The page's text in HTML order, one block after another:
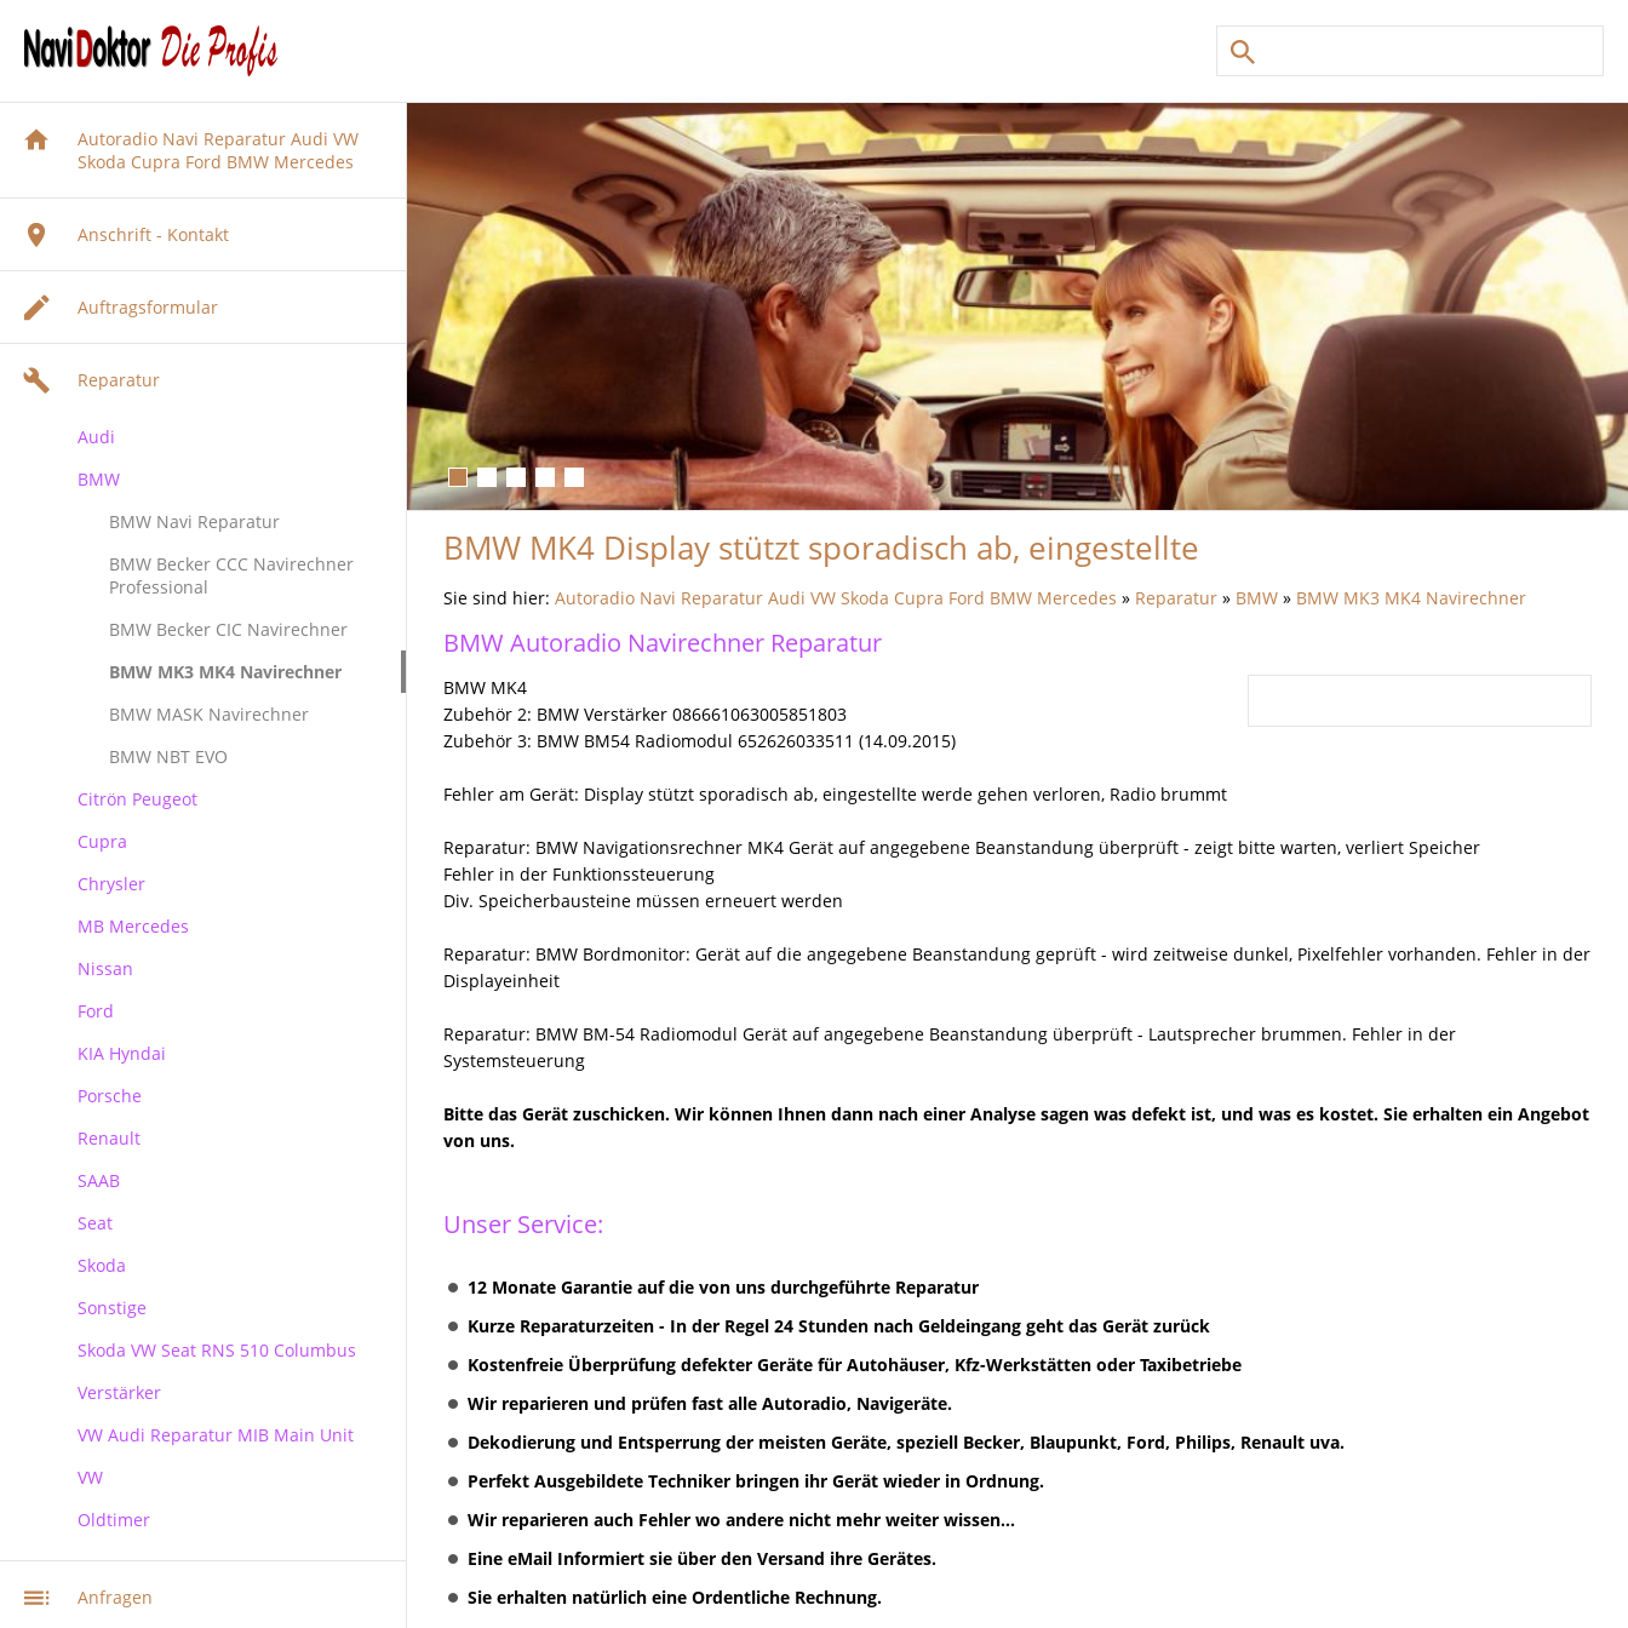
Autoradio Navi Reparatur Audi VW
Skoda Cupra Ford BMW Mercedes
Anschrift - Kontakt
Auftragsformular
Reparatur
Audi
Audi Navigation Autoradio
BMW
BMW Navi Reparatur
BMW Becker CCC Navirechner
Professional
BMW Becker CIC Navirechner
BMW MK3 MK4 Navirechner
BMW MASK Navirechner
BMW NBT EVO
Citrön Peugeot
Cupra
Chrysler
MB Mercedes
Mercedes Autoradio Navigation
MB Navigation
Becker Autoradio Navigation
Kundenanfragen
Nissan
Ford
Ford Blaupunkt Bosch FX
Ford Blaupunkt Bosch NX
Ford Blaupunkt Bosch MCA NX
KIA Hyndai
Porsche
Porsche PCM Premium Reparatur
Renault
SAAB
Seat
Skoda
Skoda
Sonstige
Skoda VW Seat RNS 510 Columbus
RNS 510 Columbus Reparatur
Verstärker
VW Audi Reparatur MIB Main Unit
VW
VW Audi Skoda MIB Infotainment
Oldtimer
Anfragen
BMW MK4 Display stützt sporadisch ab, eingestellte
Sie sind hier: Autoradio Navi Reparatur Audi VW Skoda Cupra Ford BMW Mercedes » Reparatur » BMW » BMW MK3 MK4 Navirechner
BMW Autoradio Navirechner Reparatur
BMW MK4
Zubehör 2: BMW Verstärker 086661063005851803
Zubehör 3: BMW BM54 Radiomodul 652626033511 (14.09.2015)
Fehler am Gerät: Display stützt sporadisch ab, eingestellte werde gehen verloren, Radio brummt
Reparatur: BMW Navigationsrechner MK4 Gerät auf angegebene Beanstandung überprüft - zeigt bitte warten, verliert Speicher
Fehler in der Funktionssteuerung
Div. Speicherbausteine müssen erneuert werden
Reparatur: BMW Bordmonitor: Gerät auf die angegebene Beanstandung geprüft - wird zeitweise dunkel, Pixelfehler vorhanden. Fehler in der
Displayeinheit
Reparatur: BMW BM-54 Radiomodul Gerät auf angegebene Beanstandung überprüft - Lautsprecher brummen. Fehler in der
Systemsteuerung
Bitte das Gerät zuschicken. Wir können Ihnen dann nach einer Analyse sagen was defekt ist, und was es kostet. Sie erhalten ein Angebot
von uns.
Unser Service:
12 Monate Garantie auf die von uns durchgeführte Reparatur
Kurze Reparaturzeiten - In der Regel 24 Stunden nach Geldeingang geht das Gerät zurück
Kostenfreie Überprüfung defekter Geräte für Autohäuser, Kfz-Werkstätten oder Taxibetriebe
Wir reparieren und prüfen fast alle Autoradio, Navigeräte.
Dekodierung und Entsperrung der meisten Geräte, speziell Becker, Blaupunkt, Ford, Philips, Renault uva.
Perfekt Ausgebildete Techniker bringen ihr Gerät wieder in Ordnung.
Wir reparieren auch Fehler wo andere nicht mehr weiter wissen...
Eine eMail Informiert sie über den Versand ihre Gerätes.
Sie erhalten natürlich eine Ordentliche Rechnung.